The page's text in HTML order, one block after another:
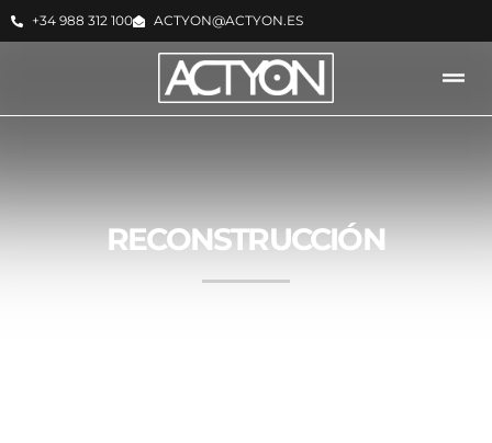
+34 988 312 100 ACTYON@ACTYON.ES
RECONSTRUCCIÓN